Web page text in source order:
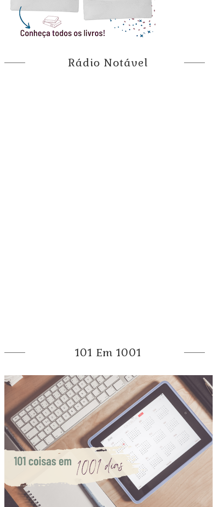
Rádio Notável
101 Em 1001